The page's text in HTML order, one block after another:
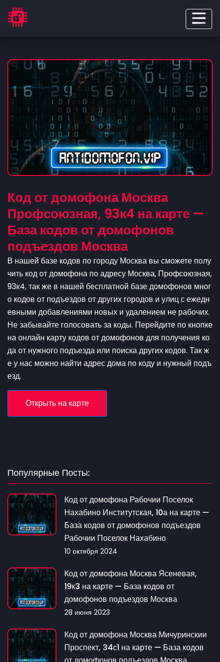
Код от домофона Москва
Профсоюзная, 93к4 на карте —
База кодов от домофонов
подъездов Москва
В нашей базе кодов по городу Москва вы сможете полу
чить код от домофона по адресу Москва, Профсоюзная,
93к4, так же в нашей бесплатной базе домофонов мног
о кодов от подъездов от других городов и улиц с ежедн
евными добавлениями новых и удалением не рабочих.
Не забывайте голосовать за коды. Перейдите по кнопке
на онлайн карту кодов от домофонов для получения ко
да от нужного подъезда или поиска других кодов. Так ж
е у нас можно найти адрес дома по коду и нужный подъ
езд.
Открыть на карте
Популярные Посты:
Код от домофона Рабочии Поселок
Нахабино Институтская, 10а на карте —
База кодов от домофонов подъездов
Рабочии Поселок Нахабино
10 октября 2024
Код от домофона Москва Ясеневая,
19к3 на карте — База кодов от
домофонов подъездов Москва
28 июня 2023
Код от домофона Москва Мичуринскии
Проспект, 34с1 на карте — База кодов